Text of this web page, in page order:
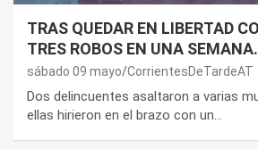
TRAS QUEDAR EN LIBERTAD
TRES ROBOS EN UNA SEMANA.
sábado 09 mayo CorrientesDeTardeAT
Dos delincuentes asaltaron a varias
ellas hirieron en el brazo con un…